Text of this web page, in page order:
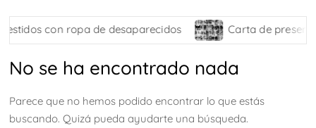
con ropa de desaparecidos Carta de
No se ha encontrado nada
Parece que no hemos podido encontrar lo que estás
buscando. Quizá pueda ayudarte una búsqueda.